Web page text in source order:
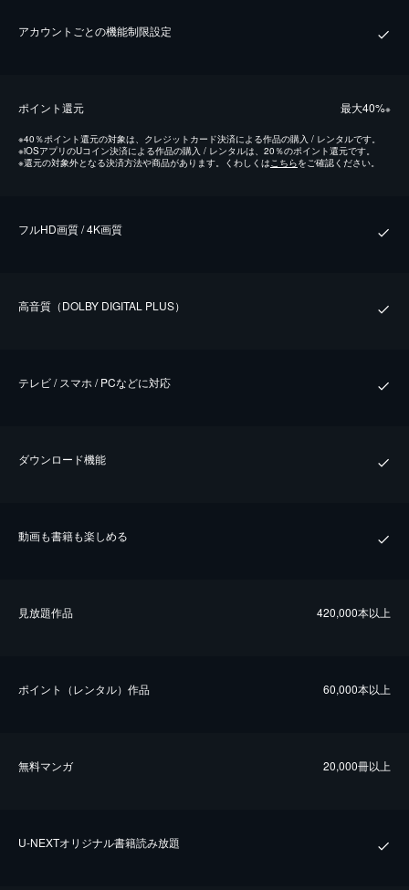
アカウントごとの機能制限設定
ポイント還元 最⼤40%※
※40％ポイント還元の対象は、クレジットカード決済による作品の購入 / レンタルです。
※iOSアプリのUコイン決済による作品の購入 / レンタルは、20％のポイント還元です。
※還元の対象外となる決済方法や商品があります。くわしくはこちらをご確認ください。
フルHD画質 / 4K画質
⾼⾳質（DOLBY DIGITAL PLUS）
テレビ / スマホ / PCなどに対応
ダウンロード機能
動画も書籍も楽しめる
⾒放題作品 420,000本以上
ポイント（レンタル）作品 60,000本以上
無料マンガ 20,000冊以上
U-NEXTオリジナル書籍読み放題